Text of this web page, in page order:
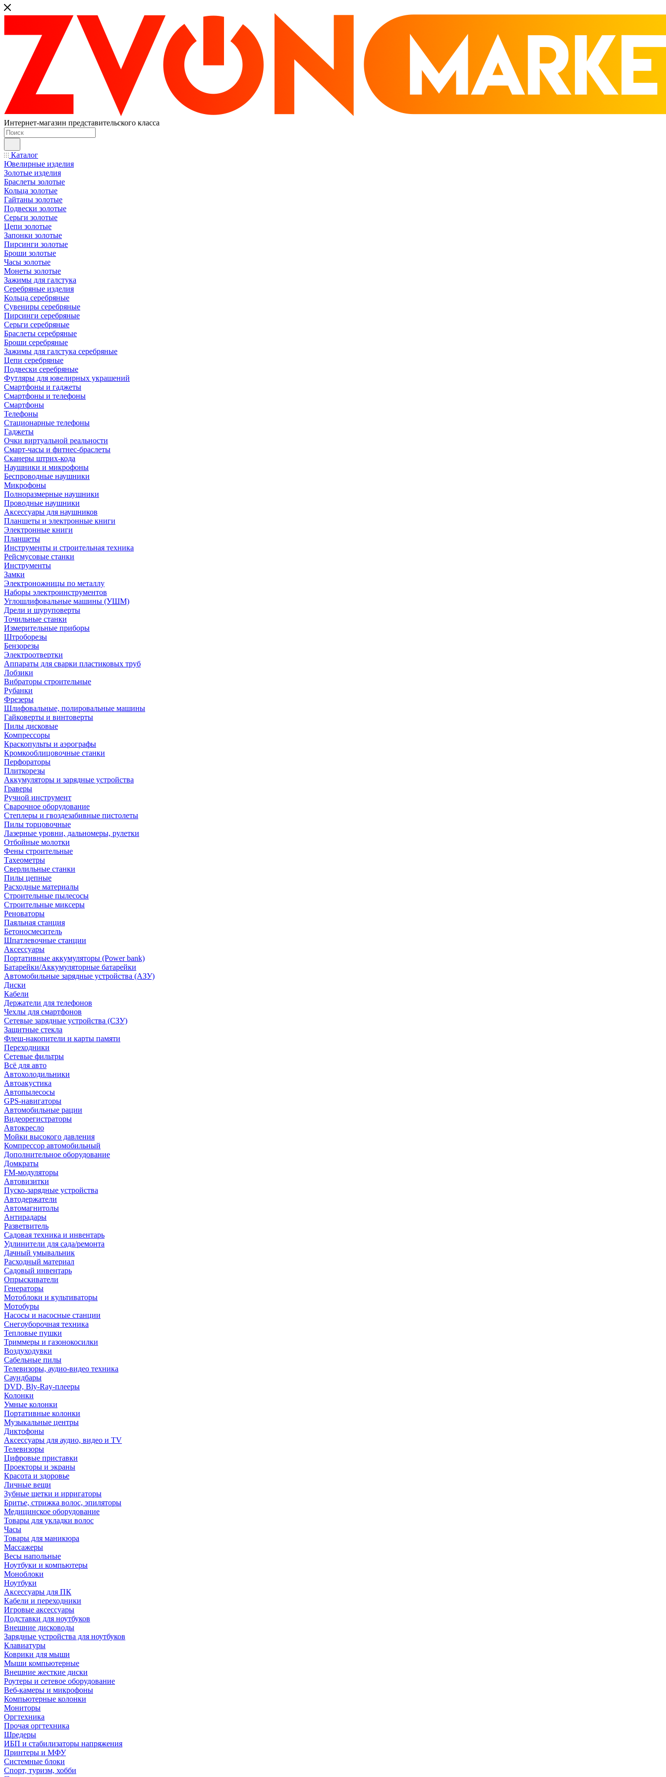
Интернет-магазин представительского класса
Каталог
Ювелирные изделия
Золотые изделия
Браслеты золотые
Кольца золотые
Гайтаны золотые
Подвески золотые
Серьги золотые
Цепи золотые
Запонки золотые
Пирсинги золотые
Броши золотые
Часы золотые
Монеты золотые
Зажимы для галстука
Серебряные изделия
Кольца серебряные
Сувениры серебряные
Пирсинги серебряные
Серьги серебряные
Браслеты серебряные
Броши серебряные
Зажимы для галстука серебряные
Цепи серебряные
Подвески серебряные
Футляры для ювелирных украшений
Смартфоны и гаджеты
Смартфоны и телефоны
Смартфоны
Телефоны
Стационарные телефоны
Гаджеты
Очки виртуальной реальности
Смарт-часы и фитнес-браслеты
Сканеры штрих-кода
Наушники и микрофоны
Беспроводные наушники
Микрофоны
Полноразмерные наушники
Проводные наушники
Аксессуары для наушников
Планшеты и электронные книги
Электронные книги
Планшеты
Инструменты и строительная техника
Рейсмусовые станки
Инструменты
Замки
Электроножницы по металлу
Наборы электроинструментов
Углошлифовальные машины (УШМ)
Дрели и шуруповерты
Точильные станки
Измерительные приборы
Штроборезы
Бензорезы
Электроотвертки
Аппараты для сварки пластиковых труб
Лобзики
Вибраторы строительные
Рубанки
Фрезеры
Шлифовальные, полировальные машины
Гайковерты и винтоверты
Пилы дисковые
Компрессоры
Краскопульты и аэрографы
Кромкооблицовочные станки
Перфораторы
Плиткорезы
Аккумуляторы и зарядные устройства
Граверы
Ручной инструмент
Сварочное оборудование
Степлеры и гвоздезабивные пистолеты
Пилы торцовочные
Лазерные уровни, дальномеры, рулетки
Отбойные молотки
Фены строительные
Тахеометры
Сверлильные станки
Пилы цепные
Расходные материалы
Строительные пылесосы
Строительные миксеры
Реноваторы
Паяльная станция
Бетоносмеситель
Шпатлевочные станции
Аксессуары
Портативные аккумуляторы (Power bank)
Батарейки/Аккумуляторные батарейки
Автомобильные зарядные устройства (АЗУ)
Диски
Кабели
Держатели для телефонов
Чехлы для смартфонов
Сетевые зарядные устройства (СЗУ)
Защитные стекла
Флеш-накопители и карты памяти
Переходники
Сетевые фильтры
Всё для авто
Автохолодильники
Автоакустика
Автопылесосы
GPS-навигаторы
Автомобильные рации
Видеорегистраторы
Автокресло
Мойки высокого давления
Компрессор автомобильный
Дополнительное оборудование
Домкраты
FM-модуляторы
Автовизитки
Пуско-зарядные устройства
Автодержатели
Автомагнитолы
Антирадары
Разветвитель
Садовая техника и инвентарь
Удлинители для сада/ремонта
Дачный умывальник
Расходный материал
Садовый инвентарь
Опрыскиватели
Генераторы
Мотоблоки и культиваторы
Мотобуры
Насосы и насосные станции
Снегоуборочная техника
Тепловые пушки
Триммеры и газонокосилки
Воздуходувки
Сабельные пилы
Телевизоры, аудио-видео техника
Саундбары
DVD, Bly-Ray-плееры
Колонки
Умные колонки
Портативные колонки
Музыкальные центры
Диктофоны
Аксессуары для аудио, видео и TV
Телевизоры
Цифровые приставки
Проекторы и экраны
Красота и здоровье
Личные вещи
Зубные щетки и ирригаторы
Бритье, стрижка волос, эпиляторы
Медицинское оборудование
Товары для укладки волос
Часы
Товары для маникюра
Массажеры
Весы напольные
Ноутбуки и компьютеры
Моноблоки
Ноутбуки
Аксессуары для ПК
Кабели и переходники
Игровые аксессуары
Подставки для ноутбуков
Внешние дисководы
Зарядные устройства для ноутбуков
Клавиатуры
Коврики для мыши
Мыши компьютерные
Внешние жесткие диски
Роутеры и сетевое оборудование
Веб-камеры и микрофоны
Компьютерные колонки
Мониторы
Оргтехника
Прочая оргтехника
Шредеры
ИБП и стабилизаторы напряжения
Принтеры и МФУ
Системные блоки
Спорт, туризм, хобби